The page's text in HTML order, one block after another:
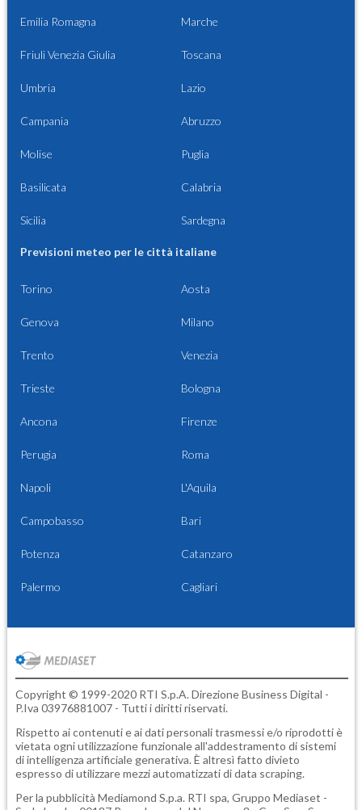
Emilia Romagna Marche
Friuli Venezia Giulia Toscana
Umbria Lazio
Campania Abruzzo
Molise Puglia
Basilicata Calabria
Sicilia Sardegna
Previsioni meteo per le città italiane
Torino Aosta
Genova Milano
Trento Venezia
Trieste Bologna
Ancona Firenze
Perugia Roma
Napoli L'Aquila
Campobasso Bari
Potenza Catanzaro
Palermo Cagliari
Copyright © 1999-2020 RTI S.p.A. Direzione Business Digital -
P.Iva 03976881007 - Tutti i diritti riservati.
Rispetto ai contenuti e ai dati personali trasmessi e/o riprodotti è
vietata ogni utilizzazione funzionale all'addestramento di sistemi
di intelligenza artificiale generativa. È altresì fatto divieto
espresso di utilizzare mezzi automatizzati di data scraping.
Per la pubblicità Mediamond S.p.a. RTI spa, Gruppo Mediaset -